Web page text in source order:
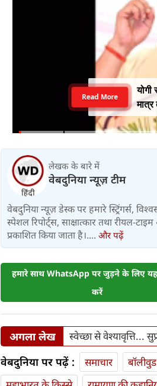
Read More
लेखक के बारे में
वेबदुनिया न्यूज़ टीम
वेबदुनिया न्यूज़ डेस्क पर हमारे स्ट्रिंगर्स,
स्पेशल रिपोर्ट्स, साक्षात्कार तथा रीयल-
प्रकाशित किया जाता है।.... और पढ़ें
हमारे साथ WhatsApp पर जुड़ने के लिए
करें
अगला लेख स्वेच्छा से वेश्यावृत्ति...
वेबदुनिया पर पढ़ें : समाचार बॉलीवुड